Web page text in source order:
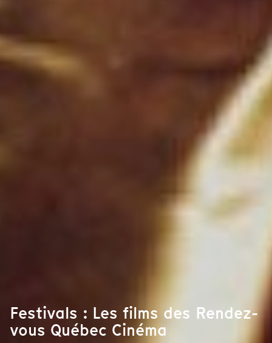
Festivals : Les films des Rendez-
vous Québec Cinéma